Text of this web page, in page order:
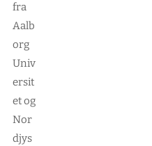
fra
Aalb
org
Univ
ersit
et og
Nor
djys